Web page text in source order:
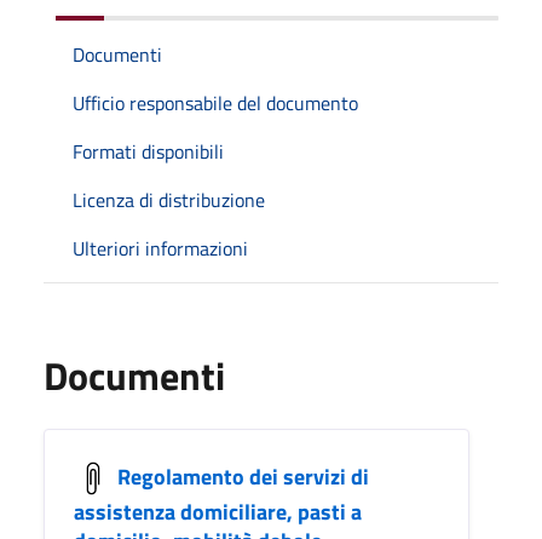
Documenti
Ufficio responsabile del documento
Formati disponibili
Licenza di distribuzione
Ulteriori informazioni
Documenti
Regolamento dei servizi di
assistenza domiciliare, pasti a